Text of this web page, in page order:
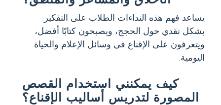
يساعد فهم هذه النداءات الطلاب على التفكير
بشكل نقدي حول الحجج، ويصبحون كتابًا أفضل،
ويتعرفون على الإقناع في وسائل الإعلام والحياة
اليومية.
كيف يمكنني استخدام القصص
المصورة لتدريس أساليب الإقناع؟